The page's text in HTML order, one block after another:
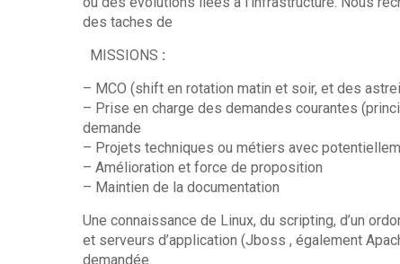
des taches de
MISSIONS :
– MCO (shift en rotation matin et soir, et des
– Prise en charge des demandes courantes
demande
– Projets techniques ou métiers avec
– Amélioration et force de proposition
– Maintien de la documentation
Une connaissance de Linux, du scripting, d’un
et serveurs d’application (Jboss , également
demandée.